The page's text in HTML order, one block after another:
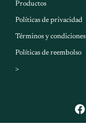
Productos
Políticas de privacidad
Términos y condiciones
Políticas de reembolso
>
F
a
c